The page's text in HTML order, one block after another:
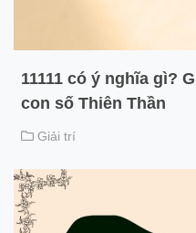
11111 có ý nghĩa gì?
con số Thiên Thần
Giải trí